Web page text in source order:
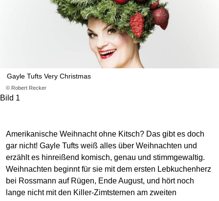
Gayle Tufts Very Christmas
© Robert Recker
Bild 1
Amerikanische Weihnacht ohne Kitsch? Das gibt es doch
gar nicht! Gayle Tufts weiß alles über Weihnachten und
erzählt es hinreißend komisch, genau und stimmgewaltig.
Weihnachten beginnt für sie mit dem ersten Lebkuchenherz
bei Rossmann auf Rügen, Ende August, und hört noch
lange nicht mit den Killer-Zimtsternen am zweiten